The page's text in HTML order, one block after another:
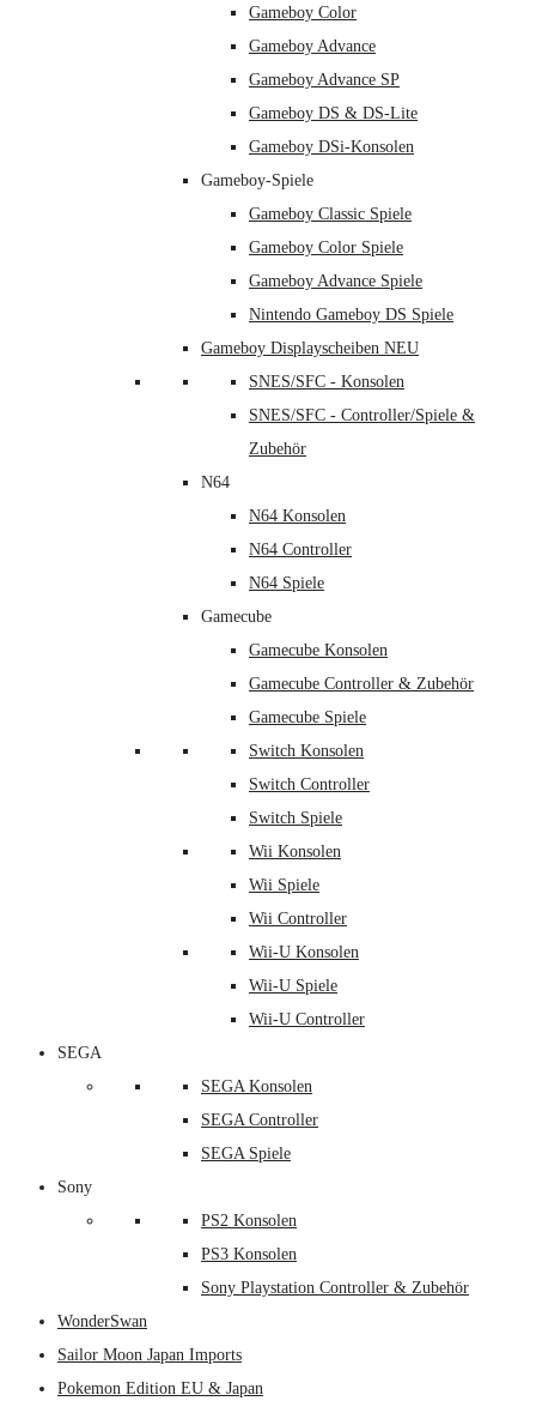
Gameboy Color
Gameboy Advance
Gameboy Advance SP
Gameboy DS & DS-Lite
Gameboy DSi-Konsolen
Gameboy-Spiele
Gameboy Classic Spiele
Gameboy Color Spiele
Gameboy Advance Spiele
Nintendo Gameboy DS Spiele
Gameboy Displayscheiben NEU
SNES/SFC - Konsolen
SNES/SFC - Controller/Spiele &
Zubehör
N64
N64 Konsolen
N64 Controller
N64 Spiele
Gamecube
Gamecube Konsolen
Gamecube Controller & Zubehör
Gamecube Spiele
Switch Konsolen
Switch Controller
Switch Spiele
Wii Konsolen
Wii Spiele
Wii Controller
Wii-U Konsolen
Wii-U Spiele
Wii-U Controller
SEGA
SEGA Konsolen
SEGA Controller
SEGA Spiele
Sony
PS2 Konsolen
PS3 Konsolen
Sony Playstation Controller & Zubehör
WonderSwan
Sailor Moon Japan Imports
Pokemon Edition EU & Japan